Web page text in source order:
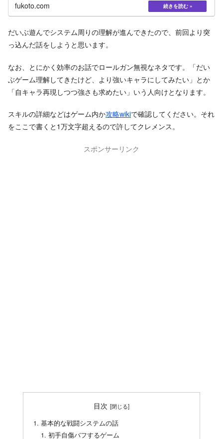
fukoto.com
だいぶ遊んでシステム周りの理解が進んできたので、前回より突
っ込んだ話をしようと思います。
なお、とにかく効率のお話でロールガン無視なネタです。「だい
ぶゲーム理解してきたけど、より強いキャラにしてみたい」とか
「自キャラ再現しつつ強さも求めたい」いう人向けとなります。
スキルの詳細などはゲーム内か攻略wikiで確認してください。それ
をここで書くと1万文字超えるので許してクレメンス。
スポンサーリンク
目次
基本的な戦闘システムの話
初手自傷バフするゲーム